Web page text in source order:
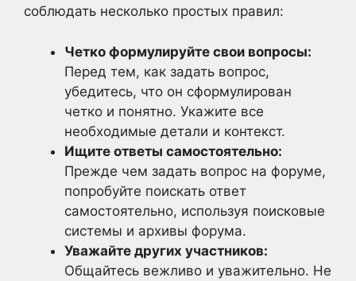
соблюдать несколько простых правил:
Четко формулируйте свои вопросы:
Перед тем, как задать вопрос,
убедитесь, что он сформулирован
четко и понятно. Укажите все
необходимые детали и контекст.
Ищите ответы самостоятельно:
Прежде чем задать вопрос на форуме,
попробуйте поискать ответ
самостоятельно, используя поисковые
системы и архивы форума.
Уважайте других участников:
Общайтесь вежливо и уважительно. Не